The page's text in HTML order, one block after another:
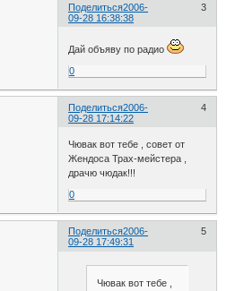
Поделиться 3
2006-
09-28 16:38:38
Дай объяву по радио
0
Поделиться 4
2006-
09-28 17:14:22
Чювак вот тебе , совет от
Жендоса Трах-мейстера ,
драчю чюдак!!!
0
Поделиться 5
2006-
09-28 17:49:31
Чювак вот тебе ,